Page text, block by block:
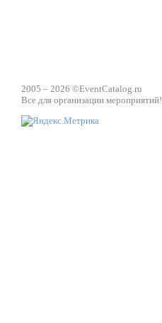
2005 – 2026 ©EventCatalog.ru
Все для организации мероприятий!